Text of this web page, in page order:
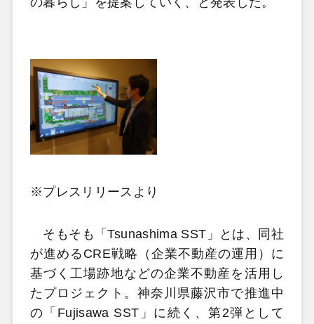
※プレスリリースより
そもそも「Tsunashima SST」とは、同社
が進めるCRE戦略（企業不動産の運用）に
基づく工場跡地などの企業不動産を活用し
たプロジェクト。神奈川県藤沢市で推進中
の「Fujisawa SST」に続く、第2弾として